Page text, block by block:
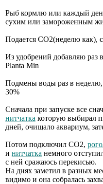
Рыб кормлю или каждый
сухим или замороженным
Подается СО2(неделю как),
Из удобрений добавляю раз
Planta Min
Подмены воды раз в неделю,
30%
Сначала при запуске все
нитчатка которую выбирал
дней, очищало аквариум,
Потом подключил СО2,
и нитчатка немного
с ней сражаюсь перекисью.
На днях заметил в разных
видимо и она собралась